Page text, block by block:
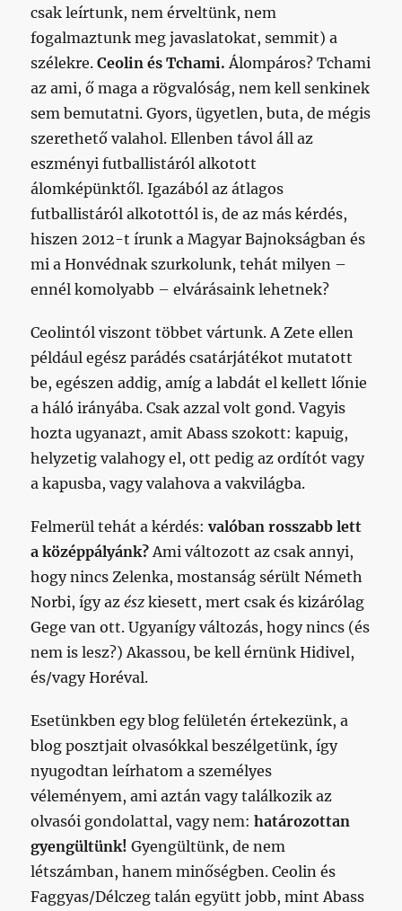
csak leírtunk, nem érveltünk, nem
fogalmaztunk meg javaslatokat, semmit) a
szélekre.Ceolin és Tchami. Álompáros? Tchami
az ami, ő maga a rögvalóság, nem kell senkinek
sem bemutatni. Gyors, ügyetlen, buta, de mégis
szerethető valahol. Ellenben távol áll az
eszményi futballistáról alkotott
álomképünktől. Igazából az átlagos
futballistáról alkotottól is, de az más kérdés,
hiszen 2012-t írunk a Magyar Bajnokságban és
mi a Honvédnak szurkolunk, tehát milyen –
ennél komolyabb – elvárásaink lehetnek?
Ceolintól viszont többet vártunk. A Zete ellen
például egész parádés csatárjátékot mutatott
be, egészen addig, amíg a labdát el kellett lőnie
a háló irányába. Csak azzal volt gond. Vagyis
hozta ugyanazt, amit Abass szokott: kapuig,
helyzetig valahogy el, ott pedig az ordítót vagy
a kapusba, vagy valahova a vakvilágba.
Felmerül tehát a kérdés:valóban rosszabb lett
a középpályánk? Ami változott az csak annyi,
hogy nincs Zelenka, mostanság sérült Németh
Norbi, így azész kiesett, mert csak és kizárólag
Gege van ott. Ugyanígy változás, hogy nincs (és
nem is lesz?) Akassou, be kell érnünk Hidivel,
és/vagy Horéval.
Esetünkben egy blog felületén értekezünk, a
blog posztjait olvasókkal beszélgetünk, így
nyugodtan leírhatom a személyes
véleményem, ami aztán vagy találkozik az
olvasói gondolattal, vagy nem:határozottan
gyengültünk! Gyengültünk, de nem
létszámban, hanem minőségben. Ceolin és
Faggyas/Délczeg talán együtt jobb, mint Abass